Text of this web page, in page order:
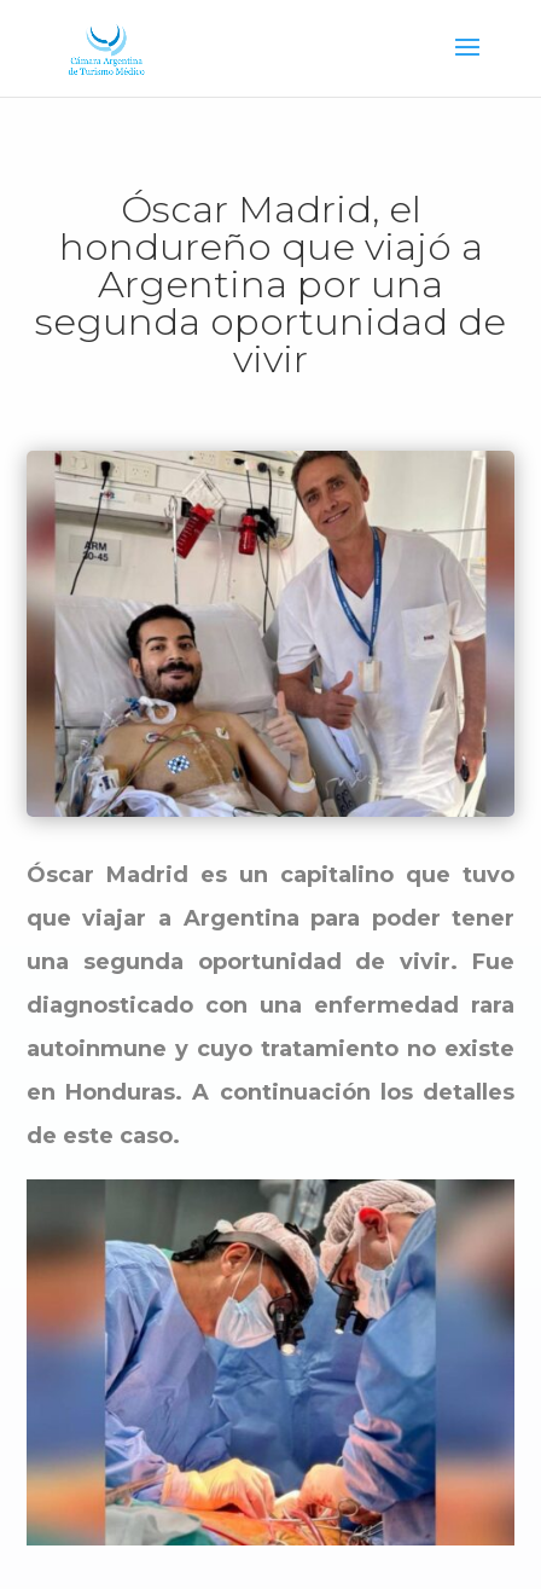
Óscar Madrid, el
hondureño que viajó a
Argentina por una
segunda oportunidad de
vivir
Óscar Madrid es un capitalino que tuvo
que viajar a Argentina para poder tener
una segunda oportunidad de vivir. Fue
diagnosticado con una enfermedad rara
autoinmune y cuyo tratamiento no existe
en Honduras. A continuación los detalles
de este caso.